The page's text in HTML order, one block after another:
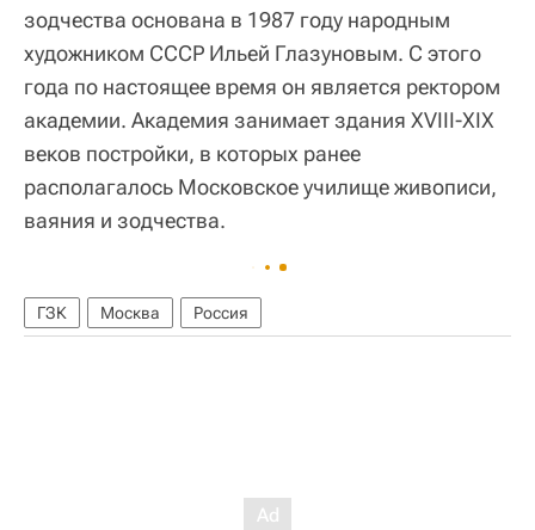
зодчества основана в 1987 году народным
художником СССР Ильей Глазуновым. С этого
года по настоящее время он является ректором
академии. Академия занимает здания XVIII-XIX
веков постройки, в которых ранее
располагалось Московское училище живописи,
ваяния и зодчества.
ГЗК Москва Россия